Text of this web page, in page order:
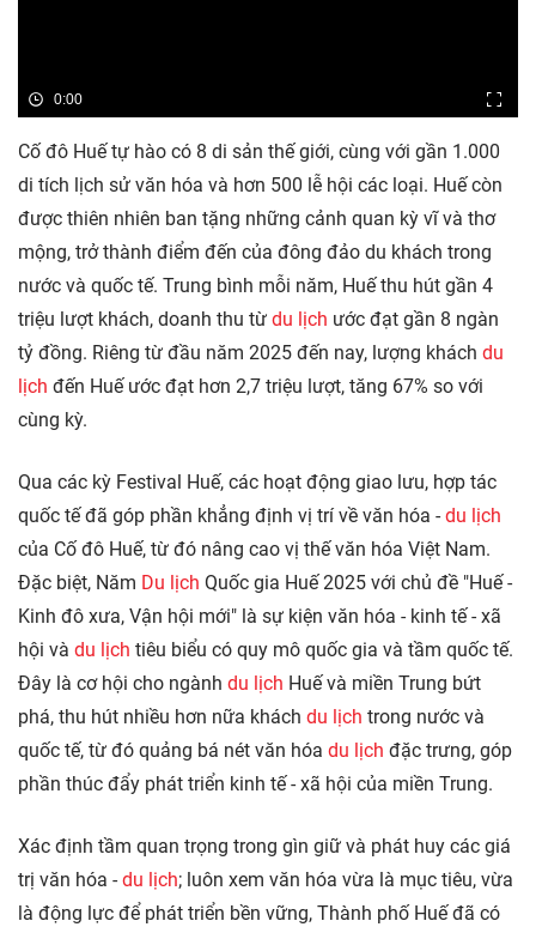
0:00
Cố đô Huế tự hào có 8 di sản thế giới, cùng với gần 1.000
di tích lịch sử văn hóa và hơn 500 lễ hội các loại. Huế còn
được thiên nhiên ban tặng những cảnh quan kỳ vĩ và thơ
mộng, trở thành điểm đến của đông đảo du khách trong
nước và quốc tế. Trung bình mỗi năm, Huế thu hút gần 4
triệu lượt khách, doanh thu từ du lịch ước đạt gần 8 ngàn
tỷ đồng. Riêng từ đầu năm 2025 đến nay, lượng khách du
lịch đến Huế ước đạt hơn 2,7 triệu lượt, tăng 67% so với
cùng kỳ.
Qua các kỳ Festival Huế, các hoạt động giao lưu, hợp tác
quốc tế đã góp phần khẳng định vị trí về văn hóa -du lịch
của Cố đô Huế, từ đó nâng cao vị thế văn hóa Việt Nam.
Đặc biệt, Năm Du lịch Quốc gia Huế 2025 với chủ đề "Huế -
Kinh đô xưa, Vận hội mới" là sự kiện văn hóa - kinh tế - xã
hội và du lịch tiêu biểu có quy mô quốc gia và tầm quốc tế.
Đây là cơ hội cho ngành du lịch Huế và miền Trung bứt
phá, thu hút nhiều hơn nữa khách du lịch trong nước và
quốc tế, từ đó quảng bá nét văn hóa du lịch đặc trưng, góp
phần thúc đẩy phát triển kinh tế - xã hội của miền Trung.
Xác định tầm quan trọng trong gìn giữ và phát huy các giá
trị văn hóa -du lịch; luôn xem văn hóa vừa là mục tiêu, vừa
là động lực để phát triển bền vững, Thành phố Huế đã có